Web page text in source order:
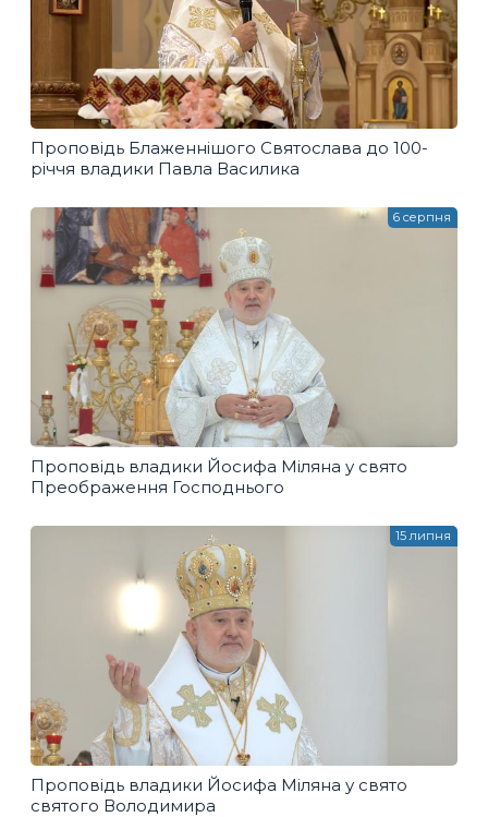
Проповідь Блаженнішого Святослава до 100-
річчя владики Павла Василика
Проповідь владики Йосифа Міляна у свято
Преображення Господнього
6 серпня
Проповідь владики Йосифа Міляна у свято
святого Володимира
15 липня